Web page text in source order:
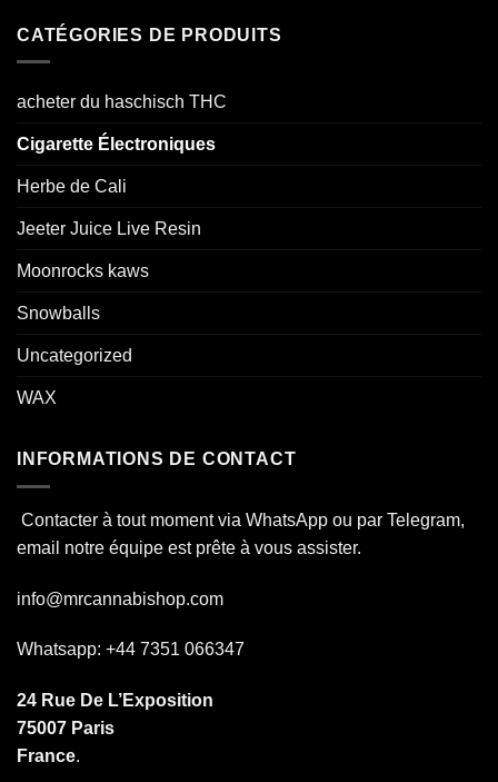
CATÉGORIES DE PRODUITS
acheter du haschisch THC
Cigarette Électroniques
Herbe de Cali
Jeeter Juice Live Resin
Moonrocks kaws
Snowballs
Uncategorized
WAX
INFORMATIONS DE CONTACT
Contacter à tout moment via WhatsApp ou par Telegram,
email notre équipe est prête à vous assister.
info@mrcannabishop.com
Whatsapp: +44 7351 066347
24 Rue De L’Exposition
75007 Paris
France.